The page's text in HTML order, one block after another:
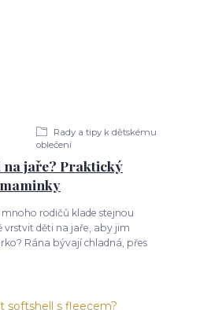
Rady a tipy k dětskému
oblečení
na jaře? Praktický
rodičů klade stejnou
vrstvit děti na jaře, aby jim
Rána bývají chladná, přes